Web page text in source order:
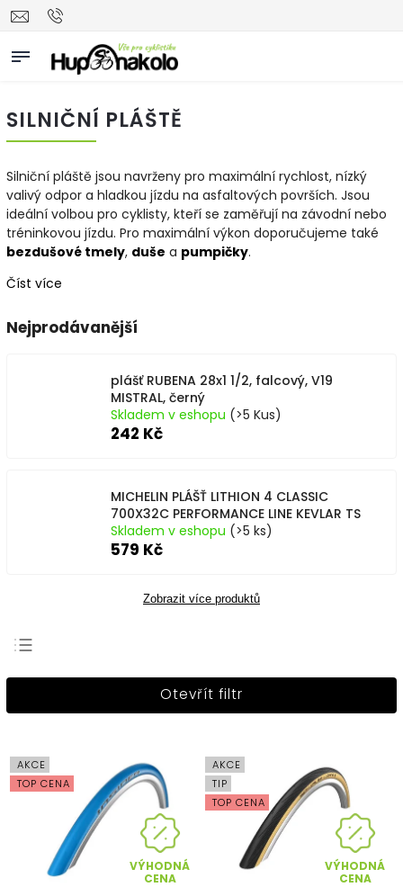
SILNIČNÍ PLÁŠTĚ
Silniční pláště jsou navrženy pro maximální rychlost, nízký
valivý odpor a hladkou jízdu na asfaltových površích. Jsou
ideální volbou pro cyklisty, kteří se zaměřují na závodní nebo
tréninkovou jízdu. Pro maximální výkon doporučujeme také
bezdušové tmely, duše a pumpičky.
Číst více
Nejprodávanější
plášť RUBENA 28x1 1/2, falcový, V19
MISTRAL, černý
Skladem v eshopu (>5 Kus)
242 Kč
MICHELIN PLÁŠŤ LITHION 4 CLASSIC
700X32C PERFORMANCE LINE KEVLAR TS
Skladem v eshopu (>5 ks)
579 Kč
Zobrazit více produktů
Nejprodávanější
Abecedně
Otevřít filtr
AKCE
TOP CENA
VÝHODNÁ
CENA
AKCE
TIP
TOP CENA
VÝHODNÁ
CENA